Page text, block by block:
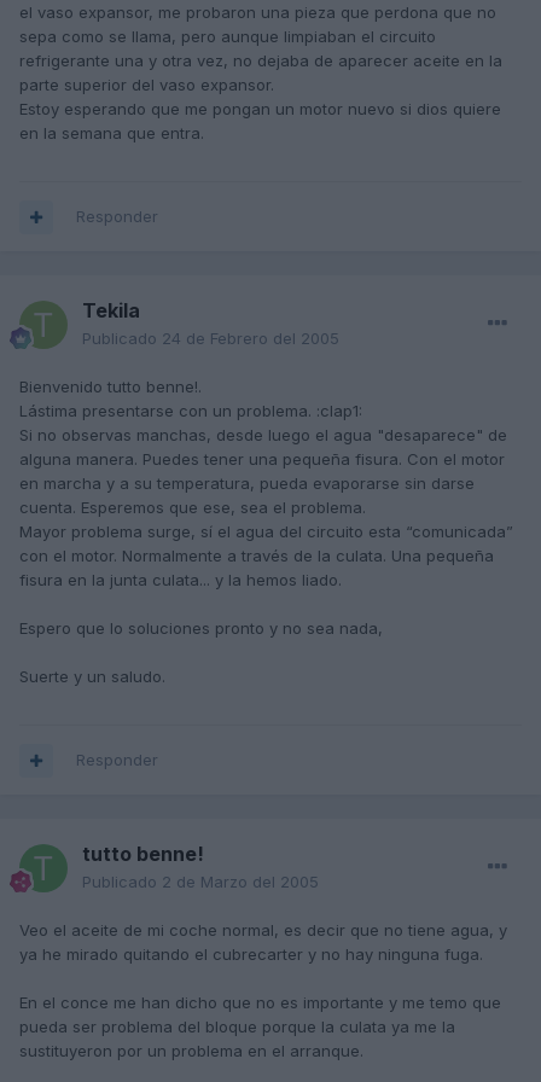
el vaso expansor, me probaron una pieza que perdona que no
sepa como se llama, pero aunque limpiaban el circuito
refrigerante una y otra vez, no dejaba de aparecer aceite en la
parte superior del vaso expansor.
Estoy esperando que me pongan un motor nuevo si dios quiere
en la semana que entra.
Responder
Tekila
Publicado 24 de Febrero del 2005
Bienvenido tutto benne!.
Lástima presentarse con un problema. :clap1:
Si no observas manchas, desde luego el agua "desaparece" de
alguna manera. Puedes tener una pequeña fisura. Con el motor
en marcha y a su temperatura, pueda evaporarse sin darse
cuenta. Esperemos que ese, sea el problema.
Mayor problema surge, sí el agua del circuito esta “comunicada”
con el motor. Normalmente a través de la culata. Una pequeña
fisura en la junta culata... y la hemos liado.
Espero que lo soluciones pronto y no sea nada,
Suerte y un saludo.
Responder
tutto benne!
Publicado 2 de Marzo del 2005
Veo el aceite de mi coche normal, es decir que no tiene agua, y
ya he mirado quitando el cubrecarter y no hay ninguna fuga.
En el conce me han dicho que no es importante y me temo que
pueda ser problema del bloque porque la culata ya me la
sustituyeron por un problema en el arranque.